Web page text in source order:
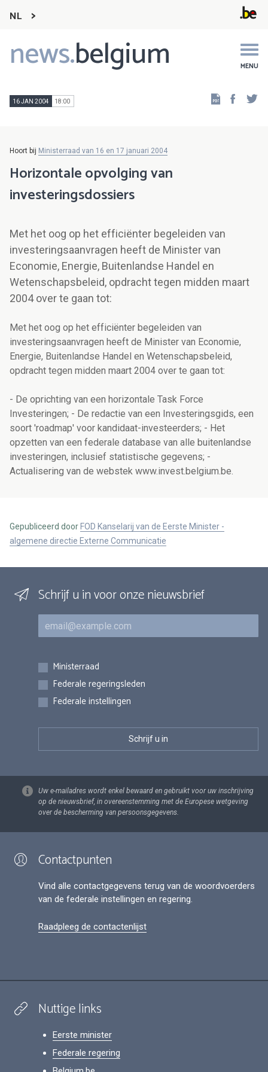
NL
news.belgium MENU
Main
navigation
16 JAN 2004 18:00
Hoort bij Ministerraad van 16 en 17 januari 2004
Horizontale opvolging van
investeringsdossiers
Met het oog op het efficiënter begeleiden van
investeringsaanvragen heeft de Minister van
Economie, Energie, Buitenlandse Handel en
Wetenschapsbeleid, opdracht tegen midden maart
2004 over te gaan tot:
Met het oog op het efficiënter begeleiden van
investeringsaanvragen heeft de Minister van Economie,
Energie, Buitenlandse Handel en Wetenschapsbeleid,
opdracht tegen midden maart 2004 over te gaan tot:
- De oprichting van een horizontale Task Force
Investeringen; - De redactie van een Investeringsgids, een
soort 'roadmap' voor kandidaat-investeerders; - Het
opzetten van een federale database van alle buitenlandse
investeringen, inclusief statistische gegevens; -
Actualisering van de webstek www.invest.belgium.be.
Gepubliceerd door FOD Kanselarij van de Eerste Minister -
algemene directie Externe Communicatie
Schrijf u in voor onze nieuwsbrief
E-mail
Inschrijvingen
Ministerraad
Federale regeringsleden
Federale instellingen
Uw e-mailadres wordt enkel bewaard en gebruikt voor uw inschrijving
op de nieuwsbrief, in overeenstemming met de Europese wetgeving
over de bescherming van persoonsgegevens.
Contactpunten
Vind alle contactgegevens terug van de woordvoerders
van de federale instellingen en regering.
Raadpleeg de contactenlijst
Nuttige links
Eerste minister
Federale regering